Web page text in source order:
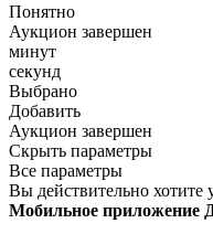
Понятно
Аукцион завершен
минут
секунд
Выбрано
Добавить
Аукцион завершен
Скрыть параметры
Все параметры
Вы действительно хотите
Мобильное